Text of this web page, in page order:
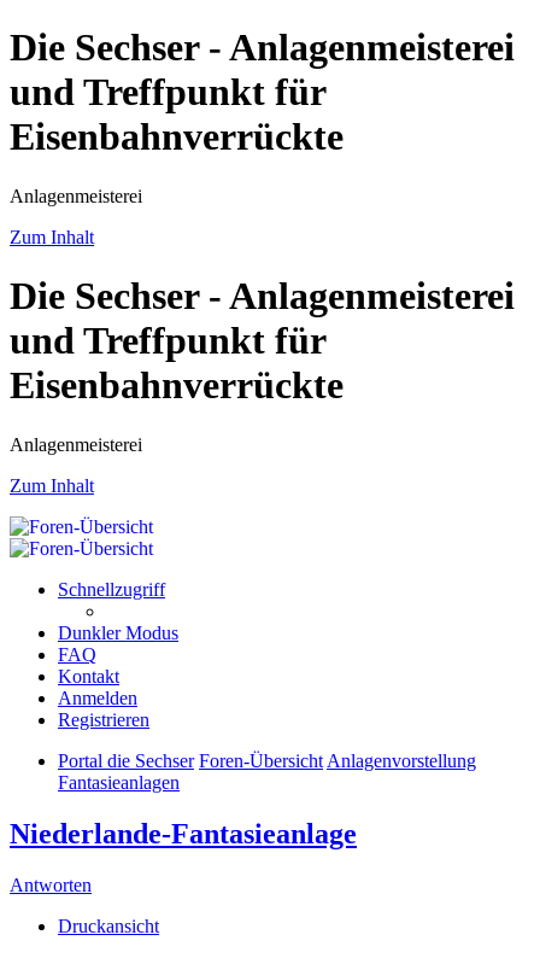
Die Sechser - Anlagenmeisterei
und Treffpunkt für
Eisenbahnverrückte
Anlagenmeisterei
Zum Inhalt
Die Sechser - Anlagenmeisterei
und Treffpunkt für
Eisenbahnverrückte
Anlagenmeisterei
Zum Inhalt
Schnellzugriff
Dunkler Modus
FAQ
Kontakt
Anmelden
Registrieren
Portal die Sechser Foren-Übersicht Anlagenvorstellung
Fantasieanlagen
Niederlande-Fantasieanlage
Antworten
Druckansicht